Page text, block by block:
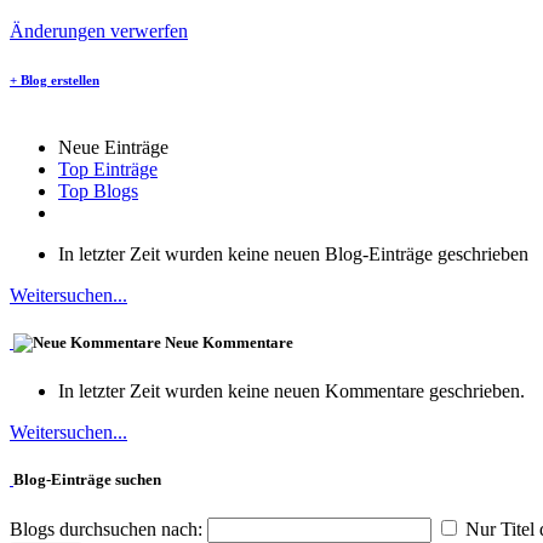
Änderungen verwerfen
+ Blog erstellen
Neue Einträge
Top Einträge
Top Blogs
In letzter Zeit wurden keine neuen Blog-Einträge geschrieben
Weitersuchen...
Neue Kommentare
In letzter Zeit wurden keine neuen Kommentare geschrieben.
Weitersuchen...
Blog-Einträge suchen
Blogs durchsuchen nach:
Nur Titel